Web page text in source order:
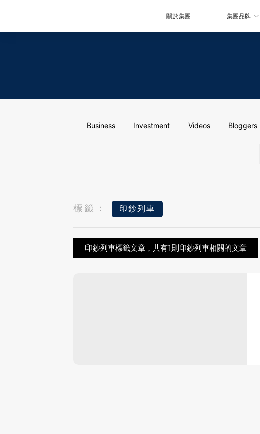
關於集團 集團品牌
Business Investment Videos Bloggers
標籤： 印鈔列車
印鈔列車標籤文章，共有1則印鈔列車相關的文章